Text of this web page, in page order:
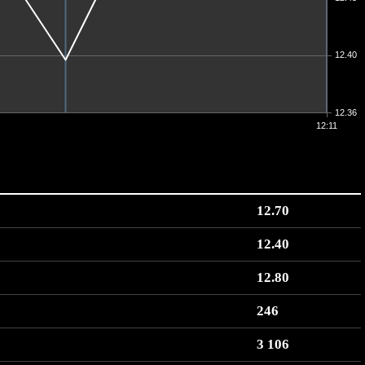
12:11
12.36
12.40
12.70
12.40
12.80
246
3 106